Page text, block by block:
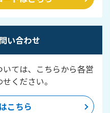
い合わせ
ては、こちらから各営
ください。
こちら